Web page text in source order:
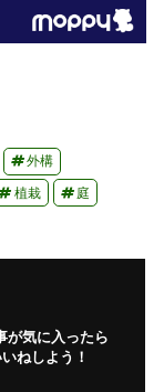
外構
植栽 庭
が気に入ったら
ねしよう！